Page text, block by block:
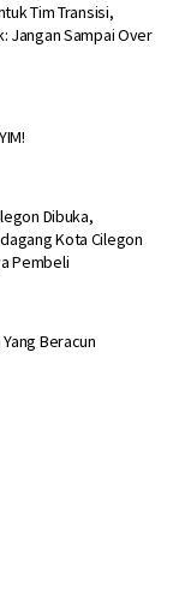
Tim Transisi,
Jangan Sampai Over
Dibuka,
Kota Cilegon
Pembeli
Beracun